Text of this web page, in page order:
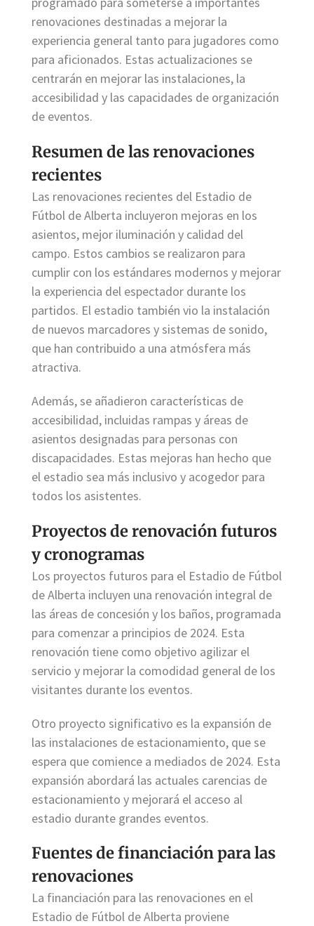
renovaciones destinadas a mejorar la
experiencia general tanto para jugadores como
para aficionados. Estas actualizaciones se
centrarán en mejorar las instalaciones, la
accesibilidad y las capacidades de organización
de eventos.
Resumen de las renovaciones
recientes
Las renovaciones recientes del Estadio de
Fútbol de Alberta incluyeron mejoras en los
asientos, mejor iluminación y calidad del
campo. Estos cambios se realizaron para
cumplir con los estándares modernos y mejorar
la experiencia del espectador durante los
partidos. El estadio también vio la instalación
de nuevos marcadores y sistemas de sonido,
que han contribuido a una atmósfera más
atractiva.
Además, se añadieron características de
accesibilidad, incluidas rampas y áreas de
asientos designadas para personas con
discapacidades. Estas mejoras han hecho que
el estadio sea más inclusivo y acogedor para
todos los asistentes.
Proyectos de renovación futuros
y cronogramas
Los proyectos futuros para el Estadio de Fútbol
de Alberta incluyen una renovación integral de
las áreas de concesión y los baños, programada
para comenzar a principios de 2024. Esta
renovación tiene como objetivo agilizar el
servicio y mejorar la comodidad general de los
visitantes durante los eventos.
Otro proyecto significativo es la expansión de
las instalaciones de estacionamiento, que se
espera que comience a mediados de 2024. Esta
expansión abordará las actuales carencias de
estacionamiento y mejorará el acceso al
estadio durante grandes eventos.
Fuentes de financiación para las
renovaciones
La financiación para las renovaciones en el
Estadio de Fútbol de Alberta proviene